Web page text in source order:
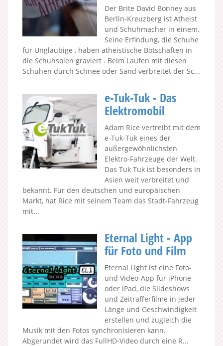
Der Brite David Bonney aus
Berlin-Kreuzberg ist Atheist
und Schuhmacher in einem.
Seine Erfindung, die Schuhe
für Ungläubige , haben atheistische Botschaften in
die Schuhsolen graviert . Beim Laufen mit diesen
Schuhen durch Schnee oder Sand verbreitet der Sc...
e-Tuk-Tuk - Das
Elektromobil
Adam Rice vertreibt mit dem
e-Tuk-Tuk eines der
außergewöhnlichsten
Elektro-Fahrzeuge der Welt.
Das Tuk Tuk ist besonders in
Asien weit verbreitet und
bekannt. Für den deutschen und europäischen
Markt, hat Rice mit seinem Team das Stadt-Fahrzeug
mit...
Eternal Light - App
für Foto und Film
Eternal Light ist eine Foto-
und Video-App für iPhone
oder iPad, die Slideshows
und Zeitrafferfilme in jeder
Länge und Geschwindigkeit
erstellen und zugleich die
Musik mit den Fotos synchronisieren kann.
Abgerundet wird das FullHD-Video durch eine R...